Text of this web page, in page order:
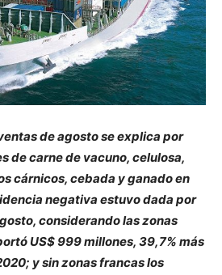
de agosto se explica por
de carne de vacuno, celulosa,
cárnicos, cebada y ganado en
negativa estuvo dada por
considerando las zonas
US$ 999 millones, 39,7% más
y sin zonas francas los